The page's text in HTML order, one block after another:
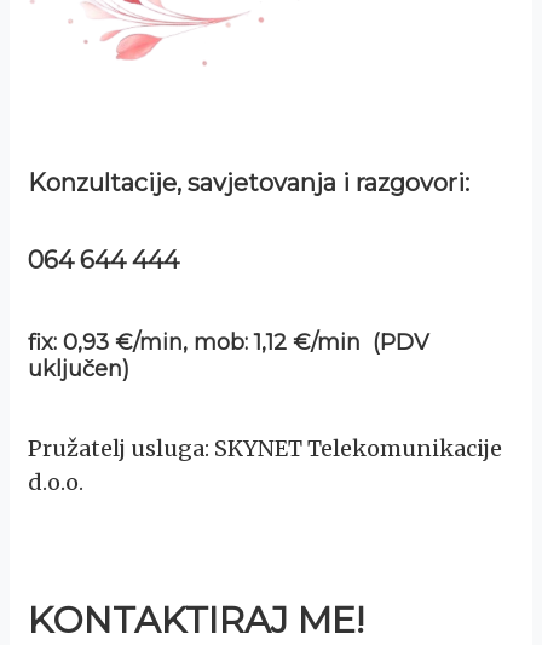
Konzultacije, savjetovanja i razgovori:
064 644 444
fix: 0,93 €/min, mob: 1,12 €/min (PDV
uključen)
Pružatelj usluga: SKYNET Telekomunikacije
d.o.o.
KONTAKTIRAJ ME!